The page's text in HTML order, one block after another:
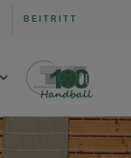
BEITRITT